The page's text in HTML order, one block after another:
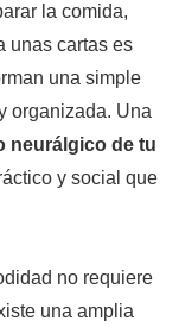
la comida,
unas cartas es
una simple
organizada. Una
neurálgico de tu
y social que
no requiere
una amplia